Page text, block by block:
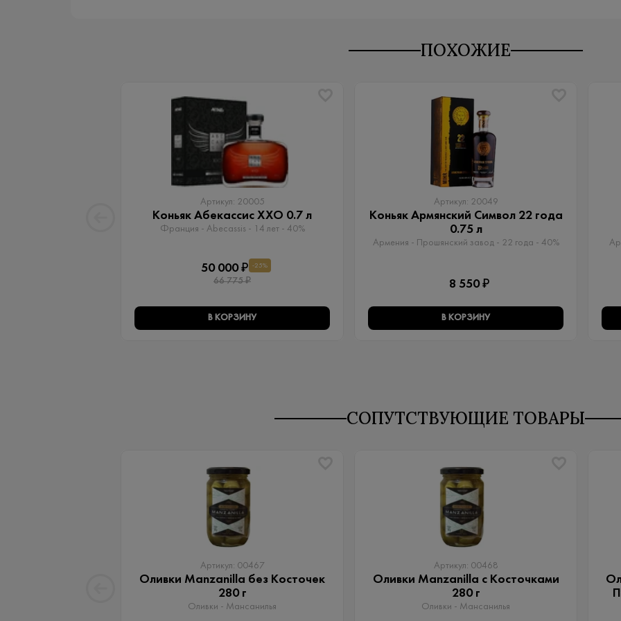
ПОХОЖИЕ
Артикул: 20005
Коньяк Абекассис XXO 0.7 л
Франция - Abecassis - 14 лет - 40%
50 000 ₽ -25%
66 775 ₽
В КОРЗИНУ
Артикул: 20049
Коньяк Армянский Символ 22 года
0.75 л
Армения - Прошянский завод - 22 года - 40%
8 550 ₽
В КОРЗИНУ
СОПУТСТВУЮЩИЕ ТОВАРЫ
Артикул: 00467
Оливки Manzanilla без Косточек
280 г
Оливки - Мансанилья
Артикул: 00468
Оливки Manzanilla с Косточками
280 г
Оливки - Мансанилья